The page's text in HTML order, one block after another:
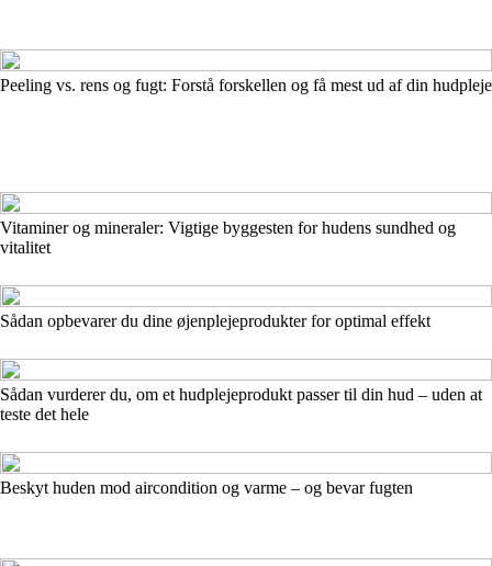
Peeling vs. rens og fugt: Forstå forskellen og få mest ud af din hudpleje
Vitaminer og mineraler: Vigtige byggesten for hudens sundhed og
vitalitet
Sådan opbevarer du dine øjenplejeprodukter for optimal effekt
Sådan vurderer du, om et hudplejeprodukt passer til din hud – uden at
teste det hele
Beskyt huden mod aircondition og varme – og bevar fugten